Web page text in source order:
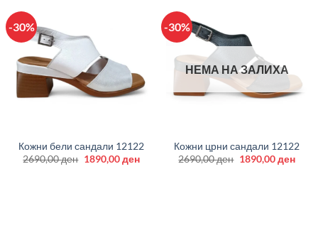
-30%
Кожни бели сандали 12122
2690,00ден Original
1890,00денCurrent
-30%
НЕМА НА ЗАЛИХА
Кожни црни сандали 12122
2690,00ден Original
1890,00ден